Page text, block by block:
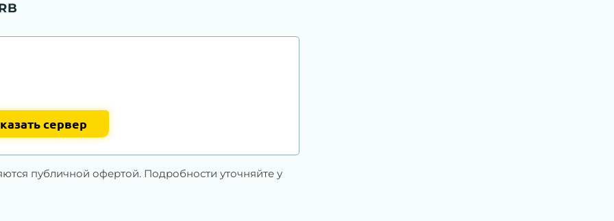
сервер
публичной офертой. Подробности уточняйте у